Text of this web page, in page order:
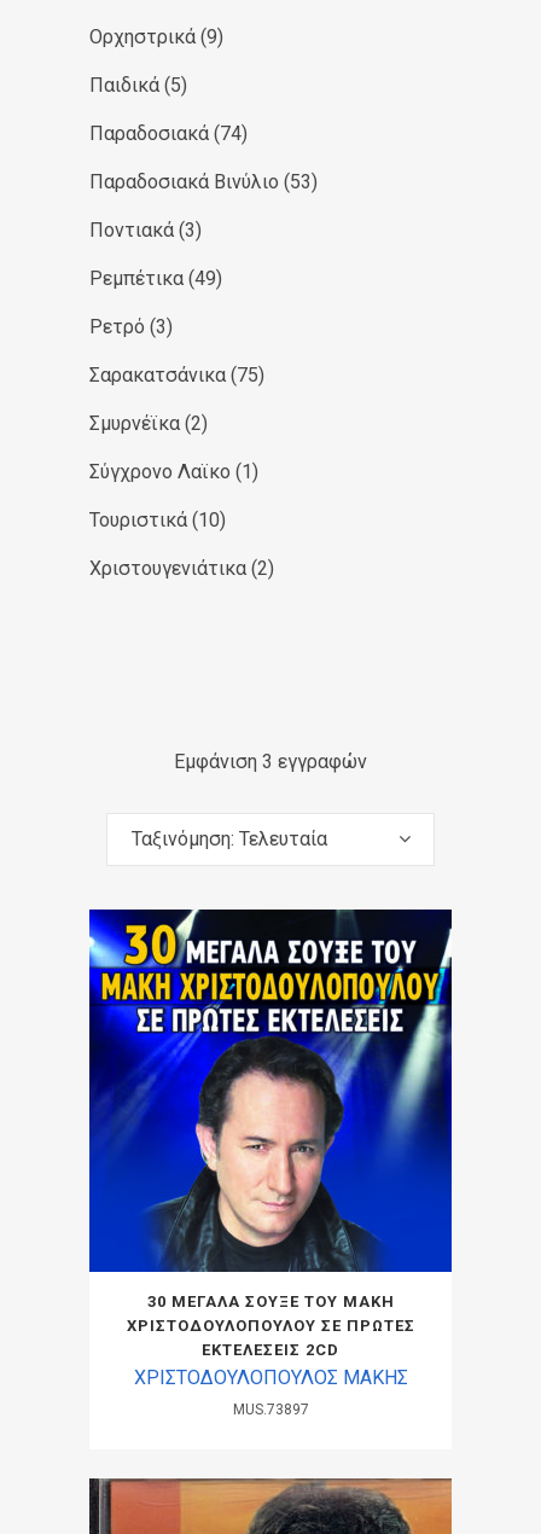
Ορχηστρικά (9)
Παιδικά (5)
Παραδοσιακά (74)
Παραδοσιακά Βινύλιο (53)
Ποντιακά (3)
Ρεμπέτικα (49)
Ρετρό (3)
Σαρακατσάνικα (75)
Σμυρνέϊκα (2)
Σύγχρονο Λαϊκο (1)
Τουριστικά (10)
Χριστουγενιάτικα (2)
Εμφάνιση 3 εγγραφών
Ταξινόμηση: Τελευταία
30 ΜΕΓΑΛΑ ΣΟΥΞΕ ΤΟΥ ΜΑΚΗ
ΧΡΙΣΤΟΔΟΥΛΟΠΟΥΛΟΥ ΣΕ ΠΡΩΤΕΣ
ΕΚΤΕΛΕΣΕΙΣ 2CD
ΧΡΙΣΤΟΔΟΥΛΟΠΟΥΛΟΣ ΜΑΚΗΣ
MUS.73897